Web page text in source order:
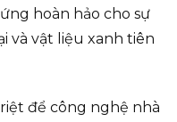
hoàn hảo cho sự
và vật liệu xanh tiên
để công nghệ nhà